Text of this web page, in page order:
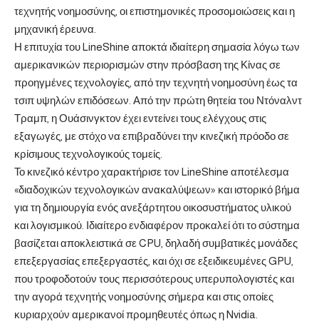
τεχνητής νοημοσύνης, οι επιστημονικές προσομοιώσεις και η
μηχανική έρευνα.
Η επιτυχία του LineShine αποκτά ιδιαίτερη σημασία λόγω των
αμερικανικών περιορισμών στην πρόσβαση της Κίνας σε
προηγμένες τεχνολογίες, από την τεχνητή νοημοσύνη έως τα
τσιπ υψηλών επιδόσεων. Από την πρώτη θητεία του Ντόναλντ
Τραμπ, η Ουάσινγκτον έχει εντείνει τους ελέγχους στις
εξαγωγές, με στόχο να επιβραδύνει την κινεζική πρόοδο σε
κρίσιμους τεχνολογικούς τομείς.
Το κινεζικό κέντρο χαρακτήρισε τον LineShine αποτέλεσμα
«διαδοχικών τεχνολογικών ανακαλύψεων» και ιστορικό βήμα
για τη δημιουργία ενός ανεξάρτητου οικοσυστήματος υλικού
και λογισμικού. Ιδιαίτερο ενδιαφέρον προκαλεί ότι το σύστημα
βασίζεται αποκλειστικά σε CPU, δηλαδή συμβατικές μονάδες
επεξεργασίας επεξεργαστές, και όχι σε εξειδικευμένες GPU,
που τροφοδοτούν τους περισσότερους υπερυπολογιστές και
την αγορά τεχνητής νοημοσύνης σήμερα και στις οποίες
κυριαρχούν αμερικανοί προμηθευτές όπως η Nvidia.